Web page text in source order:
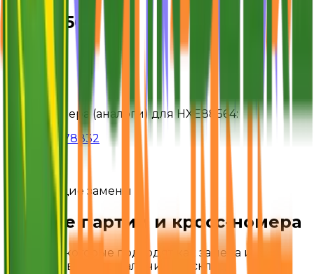
HXE88564
Страна
ЕС
Кросс-номера (аналоги) для HXE88564:
H202821 Z78832
Подходящие замены
Другие партии и кросс-номера
Запчасти, которые подходят как замена и
отсортированы по наличию на складе